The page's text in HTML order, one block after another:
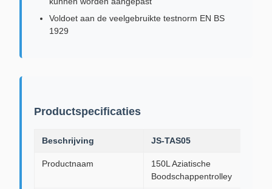
Voldoet aan de veelgebruikte testnorm EN BS
1929
Productspecificaties
Beschrijving JS-TAS05
Productnaam
150L Aziatische
Boodschappentrolley